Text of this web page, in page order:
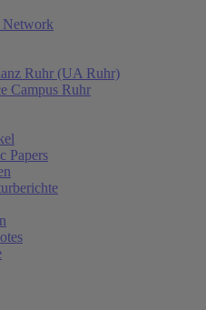
Network
Ruhr (UA Ruhr)
Campus Ruhr
Papers